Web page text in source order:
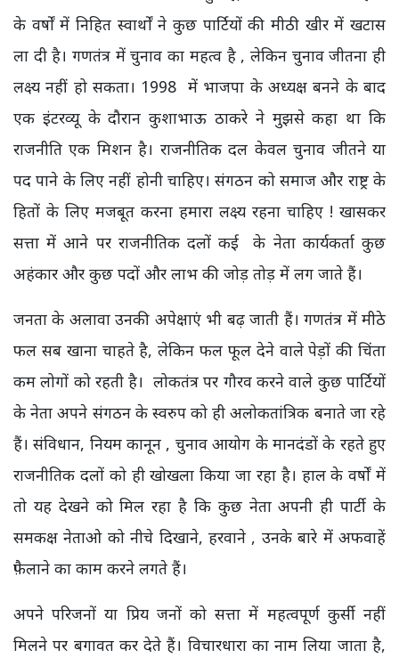
के वर्षों में निहित स्वार्थों ने कुछ पार्टियों की मीठी खीर में खटास
ला दी है। गणतंत्र में चुनाव का महत्व है , लेकिन चुनाव जीतना ही
लक्ष्य नहीं हो सकता। 1998 में भाजपा के अध्यक्ष बनने के बाद
एक इंटरव्यू के दौरान कुशाभाऊ ठाकरे ने मुझसे कहा था कि
राजनीति एक मिशन है। राजनीतिक दल केवल चुनाव जीतने या
पद पाने के लिए नहीं होनी चाहिए। संगठन को समाज और राष्ट्र के
हितों के लिए मजबूत करना हमारा लक्ष्य रहना चाहिए ! खासकर
सत्ता में आने पर राजनीतिक दलों कई के नेता कार्यकर्ता कुछ
अहंकार और कुछ पदों और लाभ की जोड़ तोड़ में लग जाते हैं।
जनता के अलावा उनकी अपेक्षाएं भी बढ़ जाती हैं। गणतंत्र में मीठे
फल सब खाना चाहते है, लेकिन फल फूल देने वाले पेड़ों की चिंता
कम लोगों को रहती है। लोकतंत्र पर गौरव करने वाले कुछ पार्टियों
के नेता अपने संगठन के स्वरुप को ही अलोकतांत्रिक बनाते जा रहे
हैं। संविधान, नियम कानून , चुनाव आयोग के मानदंडों के रहते हुए
राजनीतिक दलों को ही खोखला किया जा रहा है। हाल के वर्षों में
तो यह देखने को मिल रहा है कि कुछ नेता अपनी ही पार्टी के
समकक्ष नेताओ को नीचे दिखाने, हरवाने , उनके बारे में अफवाहें
फ़ैलाने का काम करने लगते हैं।
अपने परिजनों या प्रिय जनों को सत्ता में महत्वपूर्ण कुर्सी नहीं
मिलने पर बगावत कर देते हैं। विचारधारा का नाम लिया जाता है,